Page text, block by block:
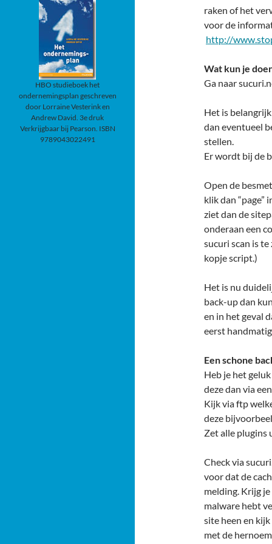
raken of het
voor de
http://
Wat kun je
Ga naar
Het is
dan eventueel
stellen.
Er wordt bij de
Open de
klik dan “page”
ziet dan de
onderaan een
sucuri scan is
kopje script.)
Het is nu
back-up dan
en in het geval
eerst
Een schone
Heb je het
deze dan via
Kijk via ftp
deze
Zet alle plugins
Check via
voor dat de
melding. Krijg
malware hebt
site heen en
met de
HBO studieboek het
ondernemingsplan geschreven
door Lorraine Vesterink en
Andrew David. 3e druk
Verkrijgbaar bij Pearson. ISBN
9789043022491